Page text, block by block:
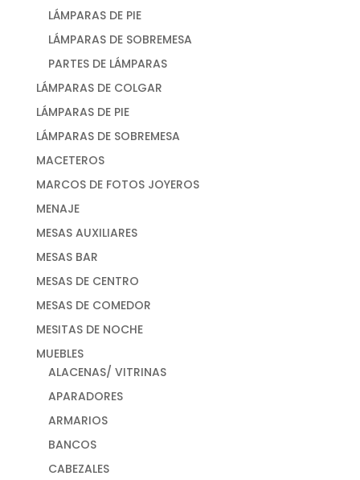
LÁMPARAS DE PIE
LÁMPARAS DE SOBREMESA
PARTES DE LÁMPARAS
LÁMPARAS DE COLGAR
LÁMPARAS DE PIE
LÁMPARAS DE SOBREMESA
MACETEROS
MARCOS DE FOTOS JOYEROS
MENAJE
MESAS AUXILIARES
MESAS BAR
MESAS DE CENTRO
MESAS DE COMEDOR
MESITAS DE NOCHE
MUEBLES
ALACENAS/ VITRINAS
APARADORES
ARMARIOS
BANCOS
CABEZALES